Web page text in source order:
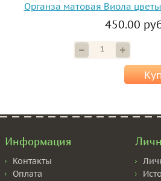
Органза матовая Виола
450.00
Информация
Контакты
Оплата